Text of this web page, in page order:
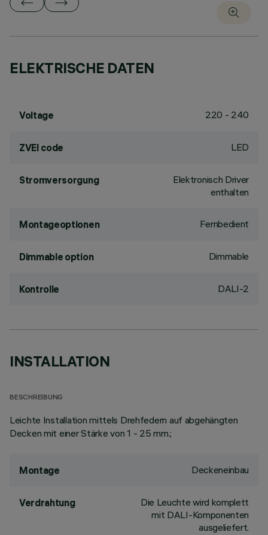
ELEKTRISCHE DATEN
Voltage 220 - 240
ZVEI code LED
Stromversorgung
Elektronisch Driver
enthalten
Montageoptionen Fernbedient
Dimmable option Dimmable
Kontrolle DALI-2
INSTALLATION
BESCHREIBUNG
Leichte Installation mittels Drehfedern auf abgehängten
Decken mit einer Stärke von 1 - 25 mm.;
Montage Deckeneinbau
Verdrahtung
Die Leuchte wird komplett
mit DALI-Komponenten
ausgeliefert.